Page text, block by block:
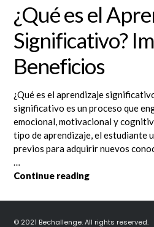
¿Qué es el
Significativo?
Beneficios
¿Qué es el aprendizaje
significativo es un proceso que
emocional, motivacional y
tipo de aprendizaje, el estudiante
previos para adquirir nuevos
Continue reading¿Qué es el
© 2021 Bechallenge. All rights reserved.